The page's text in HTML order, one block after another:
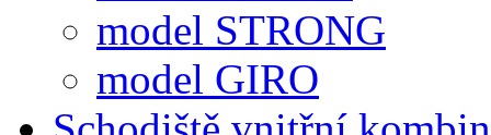
model STRONG
model GIRO